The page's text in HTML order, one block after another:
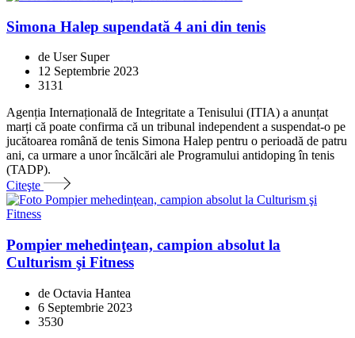
Simona Halep supendată 4 ani din tenis
de User Super
12 Septembrie 2023
3131
Agenția Internațională de Integritate a Tenisului (ITIA) a anunțat
marți că poate confirma că un tribunal independent a suspendat-o pe
jucătoarea română de tenis Simona Halep pentru o perioadă de patru
ani, ca urmare a unor încălcări ale Programului antidoping în tenis
(TADP).
Citeşte
Pompier mehedinţean, campion absolut la
Culturism şi Fitness
de Octavia Hantea
6 Septembrie 2023
3530